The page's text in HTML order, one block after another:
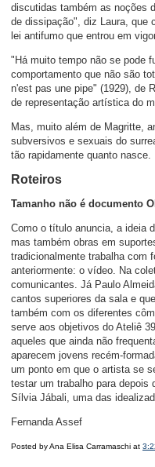
discutidas também as noções
de dissipação", diz Laura, que
lei antifumo que entrou em
"Há muito tempo não se pode
comportamento que não são
n'est pas une pipe" (1929), de
de representação artística do
Mas, muito além de Magritte,
subversivos e sexuais do
tão rapidamente quanto nasce.
Roteiros
Tamanho não é documento
Como o título anuncia, a ideia
mas também obras em
tradicionalmente trabalha com
anteriormente: o vídeo. Na
comunicantes. Já Paulo
cantos superiores da sala e
também com os diferentes
serve aos objetivos do Ateliê
aqueles que ainda não
aparecem jovens recém-
um ponto em que o artista se
testar um trabalho para depois
Sílvia Jábali, uma das
Fernanda Assef
Posted by Ana Elisa Carramaschi at